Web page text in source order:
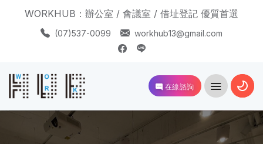
WORKHUB：辦公室 / 會議室 / 借址登記 優質首選
(07)537-0099 workhub13@gmail.com
在線諮詢